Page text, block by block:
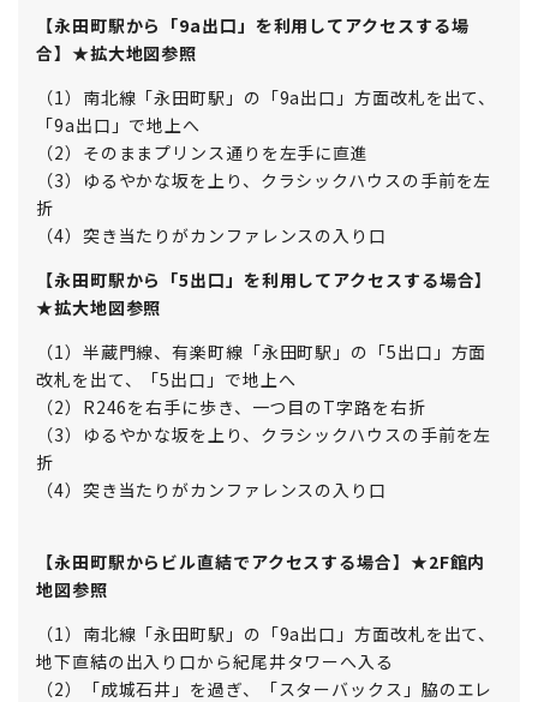
【永田町駅から「9a出口」を利用してアクセスする場
合】★拡大地図参照
（1）南北線「永田町駅」の「9a出口」方面改札を出て、
「9a出口」で地上へ
（2）そのままプリンス通りを左手に直進
（3）ゆるやかな坂を上り、クラシックハウスの手前を左
折
（4）突き当たりがカンファレンスの入り口
【永田町駅から「5出口」を利用してアクセスする場合】
★拡大地図参照
（1）半蔵門線、有楽町線「永田町駅」の「5出口」方面
改札を出て、「5出口」で地上へ
（2）R246を右手に歩き、一つ目のT字路を右折
（3）ゆるやかな坂を上り、クラシックハウスの手前を左
折
（4）突き当たりがカンファレンスの入り口
【永田町駅からビル直結でアクセスする場合】★2F館内
地図参照
（1）南北線「永田町駅」の「9a出口」方面改札を出て、
地下直結の出入り口から紀尾井タワーへ入る
（2）「成城石井」を過ぎ、「スターバックス」脇のエレ